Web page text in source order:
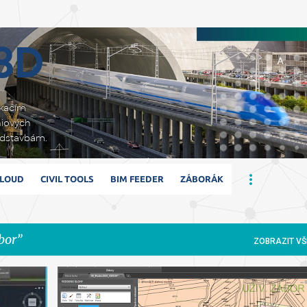
CIVIL TOOLS BIM FEEDER ZÁBORÁK
ZOBRAZIT
ČÚZK VFK ZÁBOR ZÁBORÁK